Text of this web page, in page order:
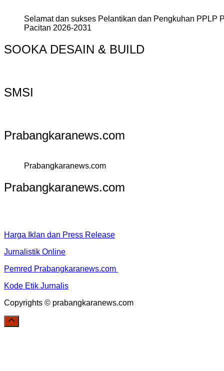
Selamat dan sukses Pelantikan dan Pengkuhan PPLP
Pacitan 2026-2031
SOOKA DESAIN & BUILD
SMSI
Prabangkaranews.com
Prabangkaranews.com
Prabangkaranews.com
Harga Iklan dan Press Release
Jurnalistik Online
Pemred Prabangkaranews.com
Kode Etik Jurnalis
Copyrights © prabangkaranews.com